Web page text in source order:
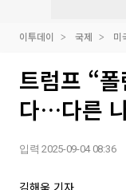
이투데이 국제 미
트럼프 “
다…다른
입력 2025-09-04 08:36
김해욱 기자